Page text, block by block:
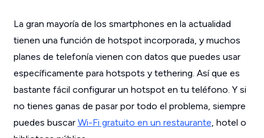
La gran mayoría de los smartphones en la actualidad
tienen una función de hotspot incorporada, y muchos
planes de telefonía vienen con datos que puedes usar
específicamente para hotspots y tethering. Así que es
bastante fácil configurar un hotspot en tu teléfono. Y si
no tienes ganas de pasar por todo el problema, siempre
puedes buscar Wi-Fi gratuito en un restaurante, hotel o